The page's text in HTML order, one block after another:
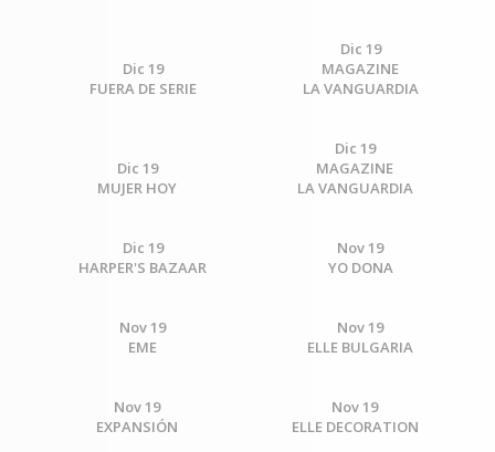
Dic 19
FUERA DE SERIE
Dic 19
MAGAZINE
LA VANGUARDIA
Dic 19
MUJER HOY
Dic 19
MAGAZINE
LA VANGUARDIA
Dic 19
HARPER'S BAZAAR
Nov 19
YO DONA
Nov 19
EME
Nov 19
ELLE BULGARIA
Nov 19
EXPANSIÓN
Nov 19
ELLE DECORATION